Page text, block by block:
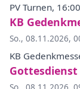
PV Turnen,
KB
So., 08.11.2026,
KB
Gottesdienst